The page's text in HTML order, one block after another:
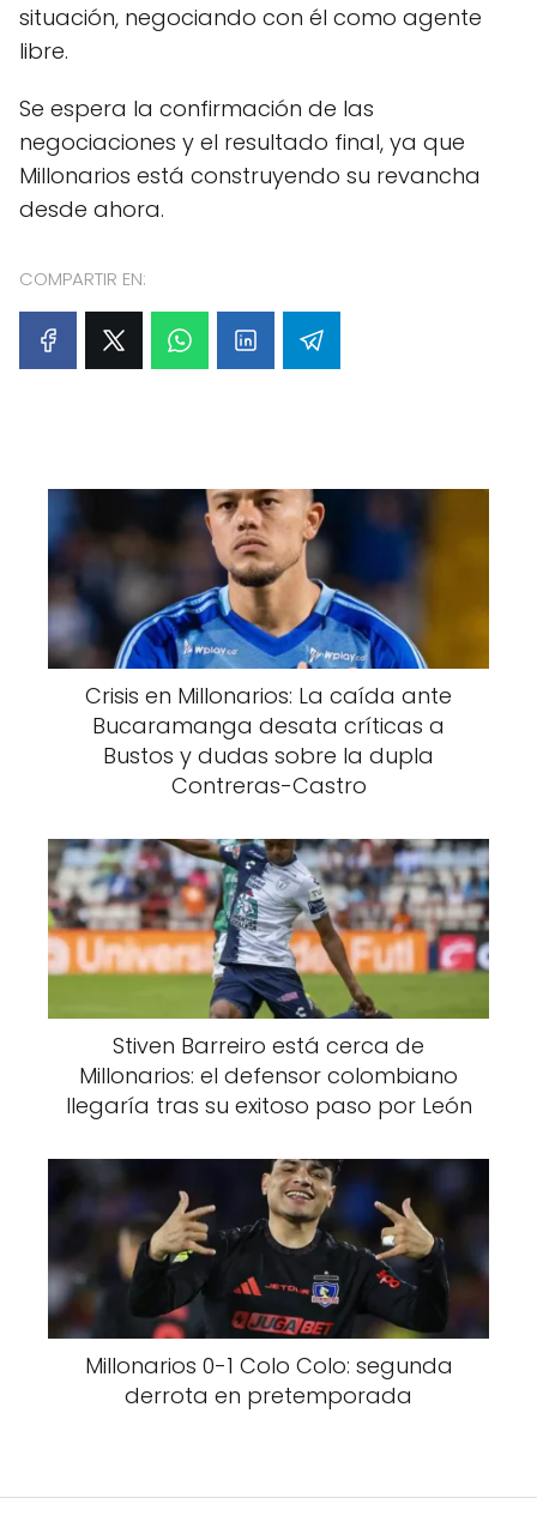
situación, negociando con él como agente
libre.
Se espera la confirmación de las
negociaciones y el resultado final, ya que
Millonarios está construyendo su revancha
desde ahora.
COMPARTIR EN:
Crisis en Millonarios: La caída ante
Bucaramanga desata críticas a
Bustos y dudas sobre la dupla
Contreras-Castro
Stiven Barreiro está cerca de
Millonarios: el defensor colombiano
llegaría tras su exitoso paso por León
Millonarios 0-1 Colo Colo: segunda
derrota en pretemporada